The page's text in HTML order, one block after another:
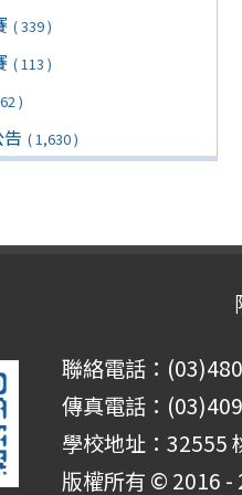
( 339 )
( 113 )
)
( 1,630 )
聯絡電話：
傳真電話：
學校地址：32555
版權所有 © 2016 -